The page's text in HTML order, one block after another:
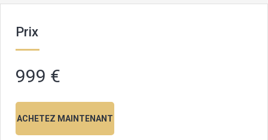
Prix
999 €
ACHETEZ MAINTENANT